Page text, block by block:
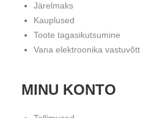
Järelmaks
Kauplused
Toote tagasikutsumine
Vana elektroonika vastuvõtt
MINU KONTO